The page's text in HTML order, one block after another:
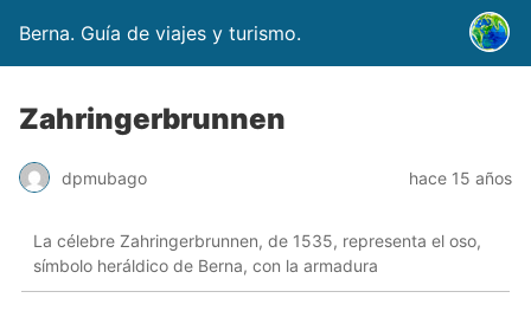
Berna. Guía de viajes y turismo.
Zahringerbrunnen
dpmubago hace 15 años
La célebre Zahringerbrunnen, de 1535, representa el oso,
símbolo heráldico de Berna, con la armadura